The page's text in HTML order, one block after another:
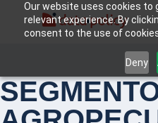
Our website uses cookies to
relevant experience. By
consent to the use of
Deny